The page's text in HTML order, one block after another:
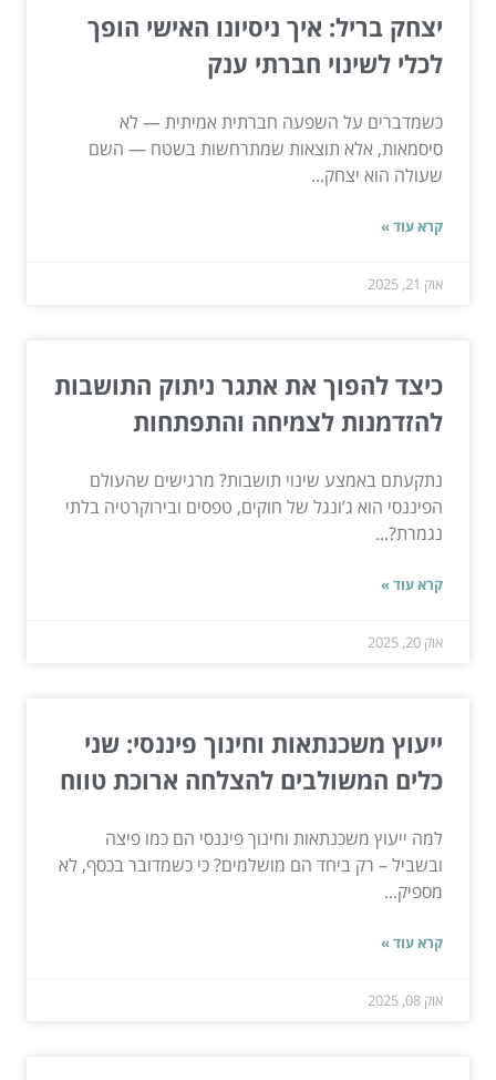
יצחק בריל: איך ניסיונו האישי הופך
לכלי לשינוי חברתי ענק
כשמדברים על השפעה חברתית אמיתית — לא
סיסמאות, אלא תוצאות שמתרחשות בשטח — השם
שעולה הוא יצחק...
קרא עוד »
אוק 21, 2025
כיצד להפוך את אתגר ניתוק התושבות
להזדמנות לצמיחה והתפתחות
נתקעתם באמצע שינוי תושבות? מרגישים שהעולם
הפיננסי הוא ג’ונגל של חוקים, טפסים ובירוקרטיה בלתי
נגמרת?...
קרא עוד »
אוק 20, 2025
ייעוץ משכנתאות וחינוך פיננסי: שני
כלים המשולבים להצלחה ארוכת טווח
למה ייעוץ משכנתאות וחינוך פיננסי הם כמו פיצה
ובשביל – רק ביחד הם מושלמים? כי כשמדובר בכסף, לא
מספיק...
קרא עוד »
אוק 08, 2025